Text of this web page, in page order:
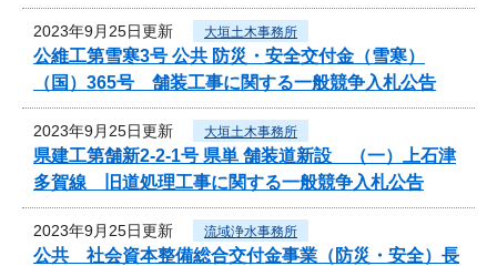
2023年9月25日更新 大垣土木事務所
公維工第雪寒3号 公共 防災・安全交付金（雪寒）
（国）365号 舗装工事に関する一般競争入札公告
2023年9月25日更新 大垣土木事務所
県建工第舗新2-2-1号 県単 舗装道新設 （一）上石津
多賀線 旧道処理工事に関する一般競争入札公告
2023年9月25日更新 流域浄水事務所
公共 社会資本整備総合交付金事業（防災・安全）長